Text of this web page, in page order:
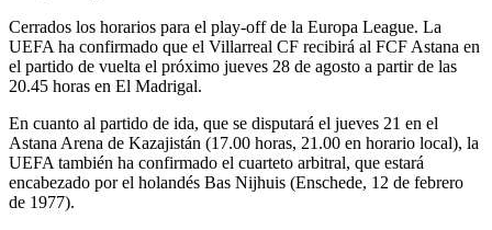
Cerrados los horarios para el play-off de la Europa League. La
UEFA ha confirmado que el Villarreal CF recibirá al FCF Astana en
el partido de vuelta el próximo jueves 28 de agosto a partir de las
20.45 horas en El Madrigal.
En cuanto al partido de ida, que se disputará el jueves 21 en el
Astana Arena de Kazajistán (17.00 horas, 21.00 en horario local), la
UEFA también ha confirmado el cuarteto arbitral, que estará
encabezado por el holandés Bas Nijhuis (Enschede, 12 de febrero
de 1977).